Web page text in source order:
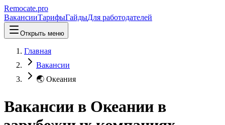
Remocate.pro
ВакансииТарифыГайдыДля работодателей
Открыть меню
Главная
Вакансии
🌏 Океания
Вакансии в Океании в